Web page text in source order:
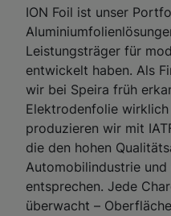
ION Foil ist unser
Leistungsträger für
entwickelt haben. Als
wir bei Speira früh
Elektrodenfolie
produzieren wir mit
die den hohen
Automobilindustrie und
entsprechen. Jede
überwacht –